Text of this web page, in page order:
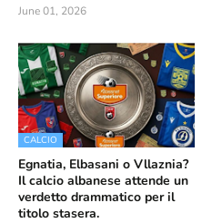
June 01, 2026
CALCIO
Egnatia, Elbasani o Vllaznia?
Il calcio albanese attende un
verdetto drammatico per il
titolo stasera.